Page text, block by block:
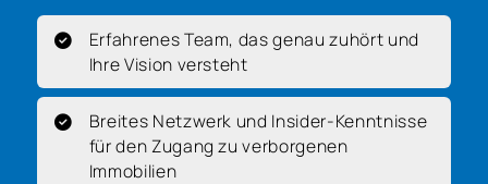
Erfahrenes Team, das genau zuhört und
Ihre Vision versteht
Breites Netzwerk und Insider-Kenntnisse
für den Zugang zu verborgenen
Immobilien